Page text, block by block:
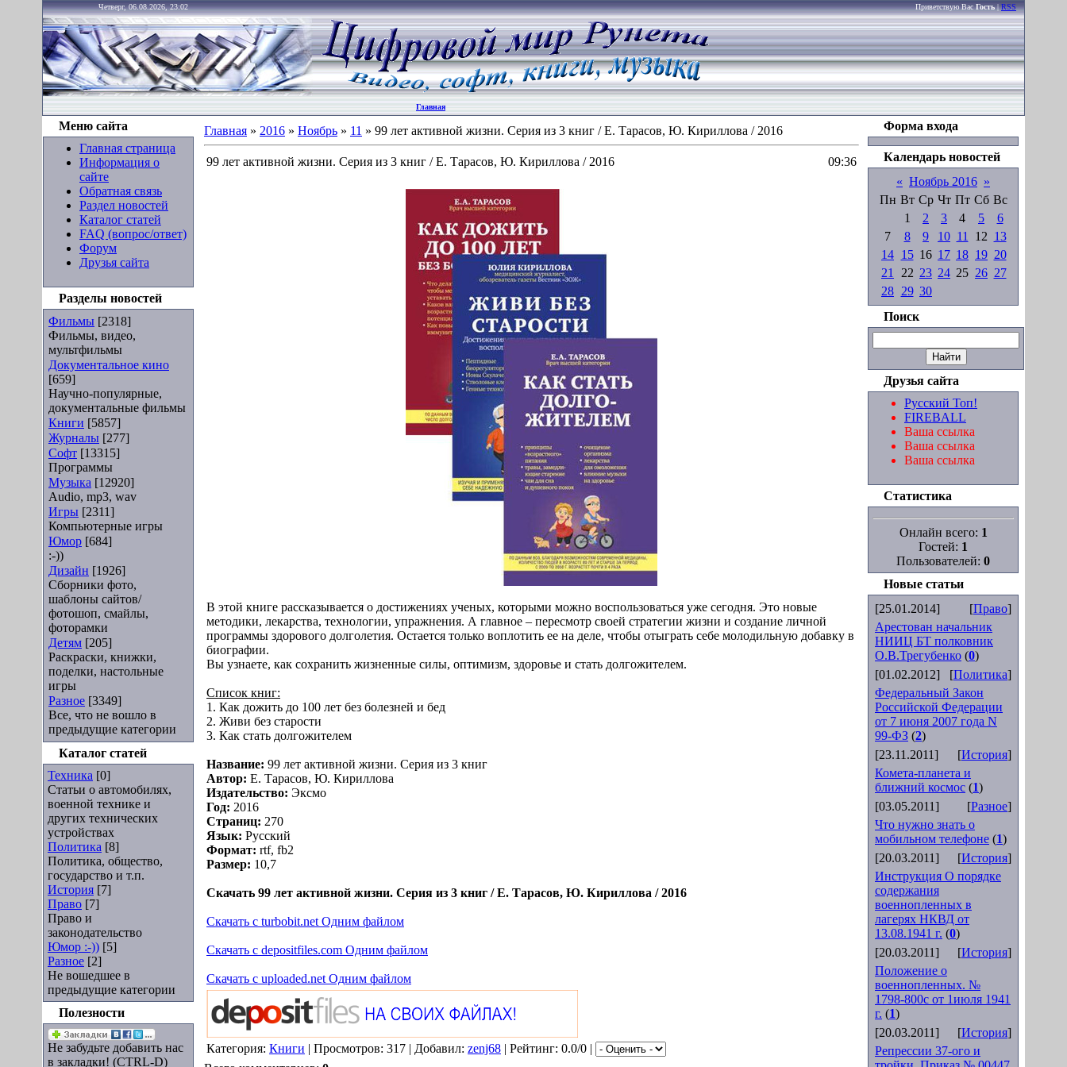
Четверг, 06.08.2026, 23:02 Приветствую ВасГость|RSS
Главная
Меню сайта
Главная страница
Информация о
сайте
Обратная связь
Раздел новостей
Каталог статей
FAQ (вопрос/ответ)
Форум
Друзья сайта
Разделы новостей
Фильмы [2318]
Фильмы, видео,
мультфильмы
Документальное кино
[659]
Научно-популярные,
документальные фильмы
Книги [5857]
Журналы [277]
Софт [13315]
Программы
Музыка [12920]
Audio, mp3, wav
Игры [2311]
Компьютерные игры
Юмор [684]
:-))
Дизайн [1926]
Сборники фото,
шаблоны сайтов/
фотошоп, смайлы,
фоторамки
Детям [205]
Раскраски, книжки,
поделки, настольные
игры
Разное [3349]
Все, что не вошло в
предыдущие категории
Каталог статей
Техника [0]
Статьи о автомобилях,
военной технике и
других технических
устройствах
Политика [8]
Политика, общество,
государство и т.п.
История [7]
Право [7]
Право и
законодательство
Юмор :-)) [5]
Разное [2]
Не вошедшее в
предыдущие категории
Полезности
Не забудьте добавить нас
в закладки! (CTRL-D)
Главная » 2016 » Ноябрь » 11 » 99 лет активной жизни. Серия из 3 книг / Е. Тарасов, Ю. Кириллова / 2016
99 лет активной жизни. Серия из 3 книг / Е. Тарасов, Ю. Кириллова / 2016 09:36
В этой книге рассказывается о достижениях ученых, которыми можно воспользоваться уже сегодня. Это новые
методики, лекарства, технологии, упражнения. А главное – пересмотр своей стратегии жизни и создание личной
программы здорового долголетия. Остается только воплотить ее на деле, чтобы отыграть себе молодильную добавку в
биографии.
Вы узнаете, как сохранить жизненные силы, оптимизм, здоровье и стать долгожителем.
Список книг:
1. Как дожить до 100 лет без болезней и бед
2. Живи без старости
3. Как стать долгожителем
Название: 99 лет активной жизни. Серия из 3 книг
Автор: Е. Тарасов, Ю. Кириллова
Издательство: Эксмо
Год: 2016
Страниц: 270
Язык: Русский
Формат: rtf, fb2
Размер: 10,7
Скачать 99 лет активной жизни. Серия из 3 книг / Е. Тарасов, Ю. Кириллова / 2016
Скачать с turbobit.net Одним файлом
Скачать с depositfiles.com Одним файлом
Скачать с uploaded.net Одним файлом
Категория: Книги | Просмотров: 317 | Добавил: zenj68 | Рейтинг: 0.0/0 |
Форма входа
Календарь новостей
« Ноябрь 2016 »
Пн Вт Ср Чт Пт Сб Вс
1
2 3 4 5
6
7
8 9 10 11 12 13
14 15 16 17 18 19 20
21
22 23 24 25 26 27
28 29 30
Поиск
Друзья сайта
Русский Топ!
FIREBALL
Ваша ссылка
Ваша ссылка
Ваша ссылка
Статистика
Онлайн всего: 1
Гостей: 1
Пользователей: 0
Новые статьи
[25.01.2014]
[Право]
Арестован начальник
НИИЦ БТ полковник
О.В.Трегубенко (0)
[01.02.2012]
[Политика]
Федеральный Закон
Российской Федерации
от 7 июня 2007 года N
99-ФЗ (2)
[23.11.2011]
[История]
Комета-планета и
ближний космос (1)
[03.05.2011]
[Разное]
Что нужно знать о
мобильном телефоне (1)
[20.03.2011]
[История]
Инструкция О порядке
содержания
военнопленных в
лагерях НКВД от
13.08.1941 г. (0)
[20.03.2011]
[История]
Положение о
военнопленных. №
1798-800с от 1июля 1941
г. (1)
[20.03.2011]
[История]
Репрессии 37-ого и